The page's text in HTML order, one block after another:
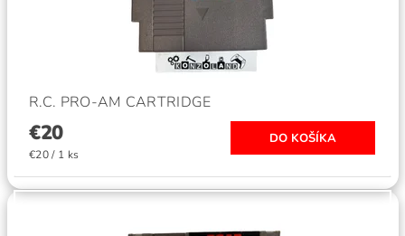
R.C. PRO-AM CARTRIDGE
€20
€20 / 1 ks